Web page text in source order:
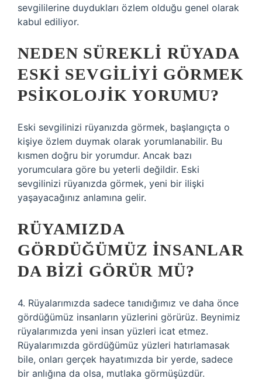
sevgililerine duydukları özlem olduğu genel olarak
kabul ediliyor.
NEDEN SÜREKLI RÜYADA
ESKI SEVGILIYI GÖRMEK
PSIKOLOJIK YORUMU?
Eski sevgilinizi rüyanızda görmek, başlangıçta o
kişiye özlem duymak olarak yorumlanabilir. Bu
kısmen doğru bir yorumdur. Ancak bazı
yorumculara göre bu yeterli değildir. Eski
sevgilinizi rüyanızda görmek, yeni bir ilişki
yaşayacağınız anlamına gelir.
RÜYAMIZDA
GÖRDÜĞÜMÜZ INSANLAR
DA BIZI GÖRÜR MÜ?
4. Rüyalarımızda sadece tanıdığımız ve daha önce
gördüğümüz insanların yüzlerini görürüz. Beynimiz
rüyalarımızda yeni insan yüzleri icat etmez.
Rüyalarımızda gördüğümüz yüzleri hatırlamasak
bile, onları gerçek hayatımızda bir yerde, sadece
bir anlığına da olsa, mutlaka görmüşüzdür.